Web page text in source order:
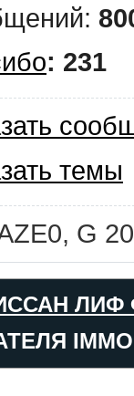
: 231
темы
G